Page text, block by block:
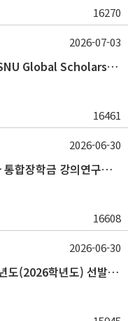
16270
2026-2학기 글로벌초우수 장학금(SNU Global Scholarship, GS) 신청 안내(~7/12 23:00)
16461
2026-07-03
2026학년도 2학기 차세대 인문학자 통합장학금 강의연구조교 선발 안내(~7/8)
16608
2026-06-30
SK에코플랜트 인문나눔장학생 9차년도(2026학년도) 선발 안내(~7/20)
2026-06-30